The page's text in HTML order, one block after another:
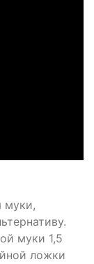
муки,
муки 1,5
ложки